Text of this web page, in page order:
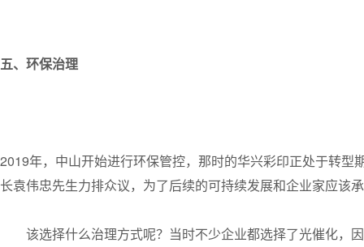
五、环保治理
2019年，中山开始进行环保管控，那时的华兴彩印正处于转
长袁伟忠先生力排众议，为了后续的可持续发展和企业家应该
该选择什么治理方式呢？当时不少企业都选择了光催化，